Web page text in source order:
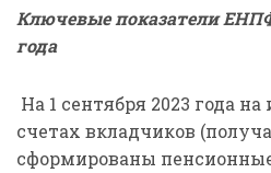
Ключевые показатели
года
На 1 cентября 2023 года
счетах вкладчиков
сформированы